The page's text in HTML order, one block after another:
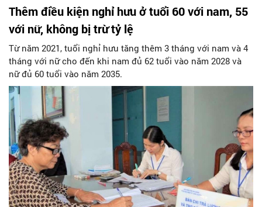
Thêm điều kiện nghỉ hưu ở tuổi 60 với nam, 55
với nữ, không bị trừ tỷ lệ
Từ năm 2021, tuổi nghỉ hưu tăng thêm 3 tháng với nam và 4
tháng với nữ cho đến khi nam đủ 62 tuổi vào năm 2028 và
nữ đủ 60 tuổi vào năm 2035.